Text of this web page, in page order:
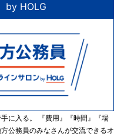
by HOLG
に入る。 『費用』『時間』『場
公務員のみなさんが交流できるオ